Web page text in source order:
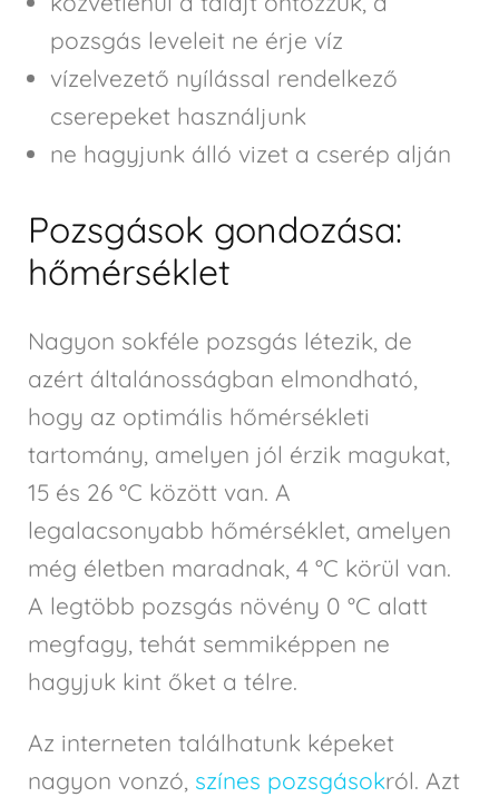
pozsgás leveleit ne érje víz
vízelvezető nyílással rendelkező
cserepeket használjunk
ne hagyjunk álló vizet a cserép alján
Pozsgások gondozása:
hőmérséklet
Nagyon sokféle pozsgás létezik, de
azért általánosságban elmondható,
hogy az optimális hőmérsékleti
tartomány, amelyen jól érzik magukat,
15 és 26 °C között van. A
legalacsonyabb hőmérséklet, amelyen
még életben maradnak, 4 °C körül van.
A legtöbb pozsgás növény 0 °C alatt
megfagy, tehát semmiképpen ne
hagyjuk kint őket a télre.
Az interneten találhatunk képeket
nagyon vonzó, színes pozsgásokról. Azt